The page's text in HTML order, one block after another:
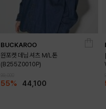
BUCKAROO
원포켓 데님 셔츠 M/L톤
(B255Z0010P)
55% 44,100